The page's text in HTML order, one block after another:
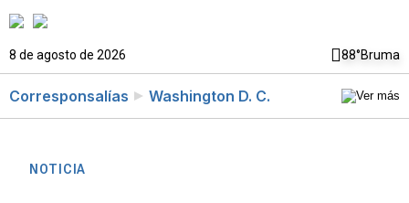
8 de agosto de 2026 88°Bruma
Corresponsalías Washington D. C.
NOTICIA